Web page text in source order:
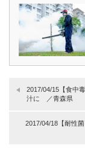
2017/04/15【食中
汁に ／青森県
2017/04/18【耐性